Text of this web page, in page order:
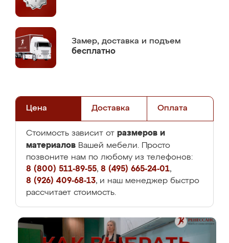
Замер, доставка и подъем
бесплатно
Цена Доставка Оплата
Стоимость зависит от размеров и
материалов Вашей мебели. Просто
позвоните нам по любому из телефонов:
8 (800) 511-89-55, 8 (495) 665-24-01,
8 (926) 409-68-13, и наш менеджер быстро
рассчитает стоимость.